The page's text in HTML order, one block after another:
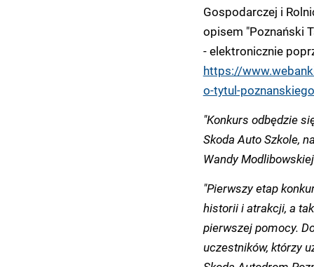
Gospodarczej i
opisem "Poznański
- elektronicznie
https://
o-tytul-
"Konkurs odbędzie
Skoda Auto Szkole,
Wandy
"Pierwszy etap
historii i atrakcji, a
pierwszej pomocy.
uczestników, którzy